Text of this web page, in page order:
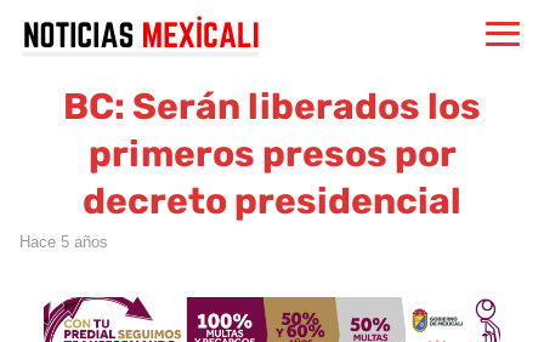
BC: Serán liberados los
primeros presos por
decreto presidencial
hace 5 años